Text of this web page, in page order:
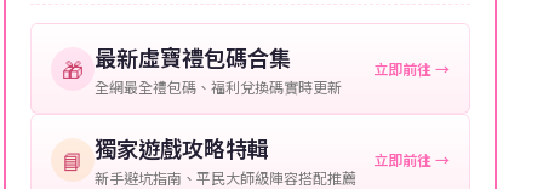
提供這些信息能幫助我們更快地處理您的代儲需求，確
保您盡享遊戲樂趣！
🎁 最新虛寶禮包碼合集
全網最全禮包碼、福利兌換碼實時更新
立即前往 →
📘 獨家遊戲攻略特輯
新手避坑指南、平民大師級陣容搭配推薦
立即前往 →